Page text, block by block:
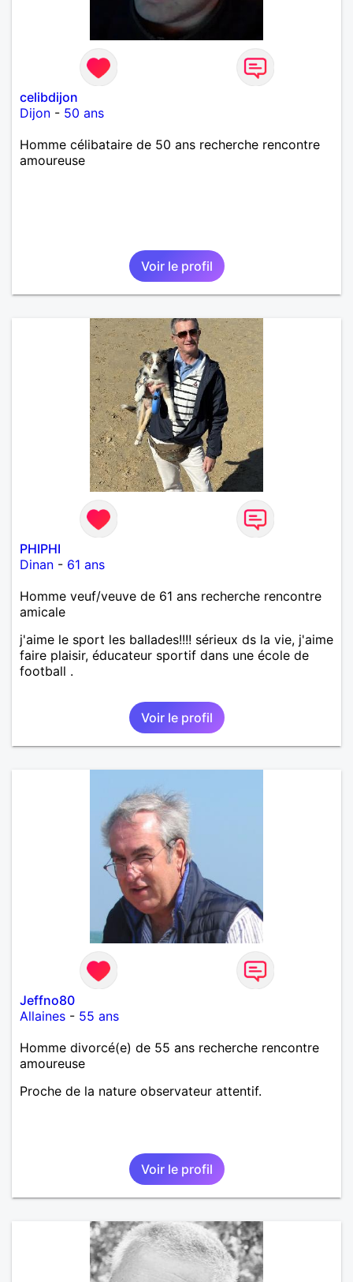
celibdijon
Dijon - 50 ans
Homme célibataire de 50 ans recherche rencontre
amoureuse
Voir le profil
PHIPHI
Dinan - 61 ans
Homme veuf/veuve de 61 ans recherche rencontre
amicale
j'aime le sport les ballades!!!! sérieux ds la vie, j'aime
faire plaisir, éducateur sportif dans une école de
football .
Voir le profil
Jeffno80
Allaines - 55 ans
Homme divorcé(e) de 55 ans recherche rencontre
amoureuse
Proche de la nature observateur attentif.
Voir le profil